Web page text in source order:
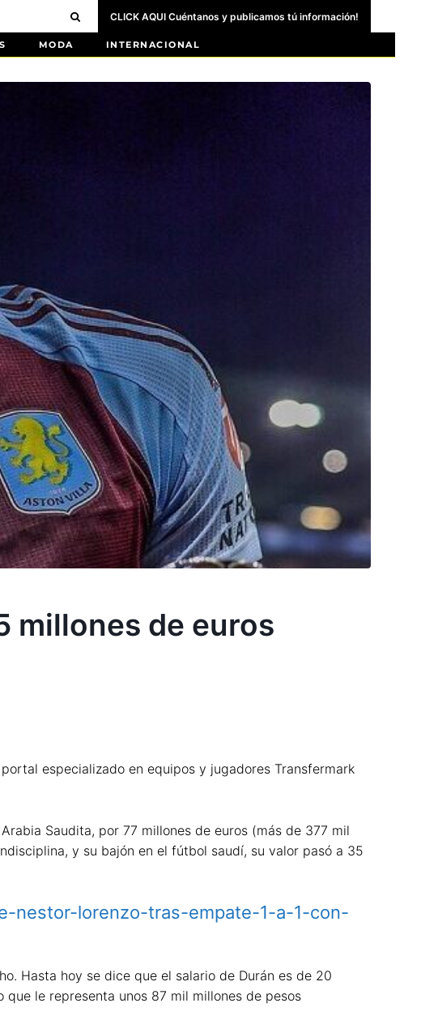
CLICK AQUI Cuéntanos y publicamos tú información!
MODA INTERNACIONAL
millones de euros
especializado en equipos y jugadores Transfermark
Saudita, por 77 millones de euros (más de 377 mil
y su bajón en el fútbol saudí, su valor pasó a 35
nestor-lorenzo-tras-empate-1-a-1-con-
Hasta hoy se dice que el salario de Durán es de 20
le representa unos 87 mil millones de pesos